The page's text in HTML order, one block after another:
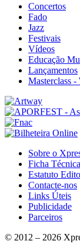
Concertos
Fado
Jazz
Festivais
Vídeos
Educação
Lançamentos
Masterclass -
Sobre o
Ficha Técnica
Estatuto
Contacte-nos
Links Úteis
Publicidade
Parceiros
© 2012 – 2026